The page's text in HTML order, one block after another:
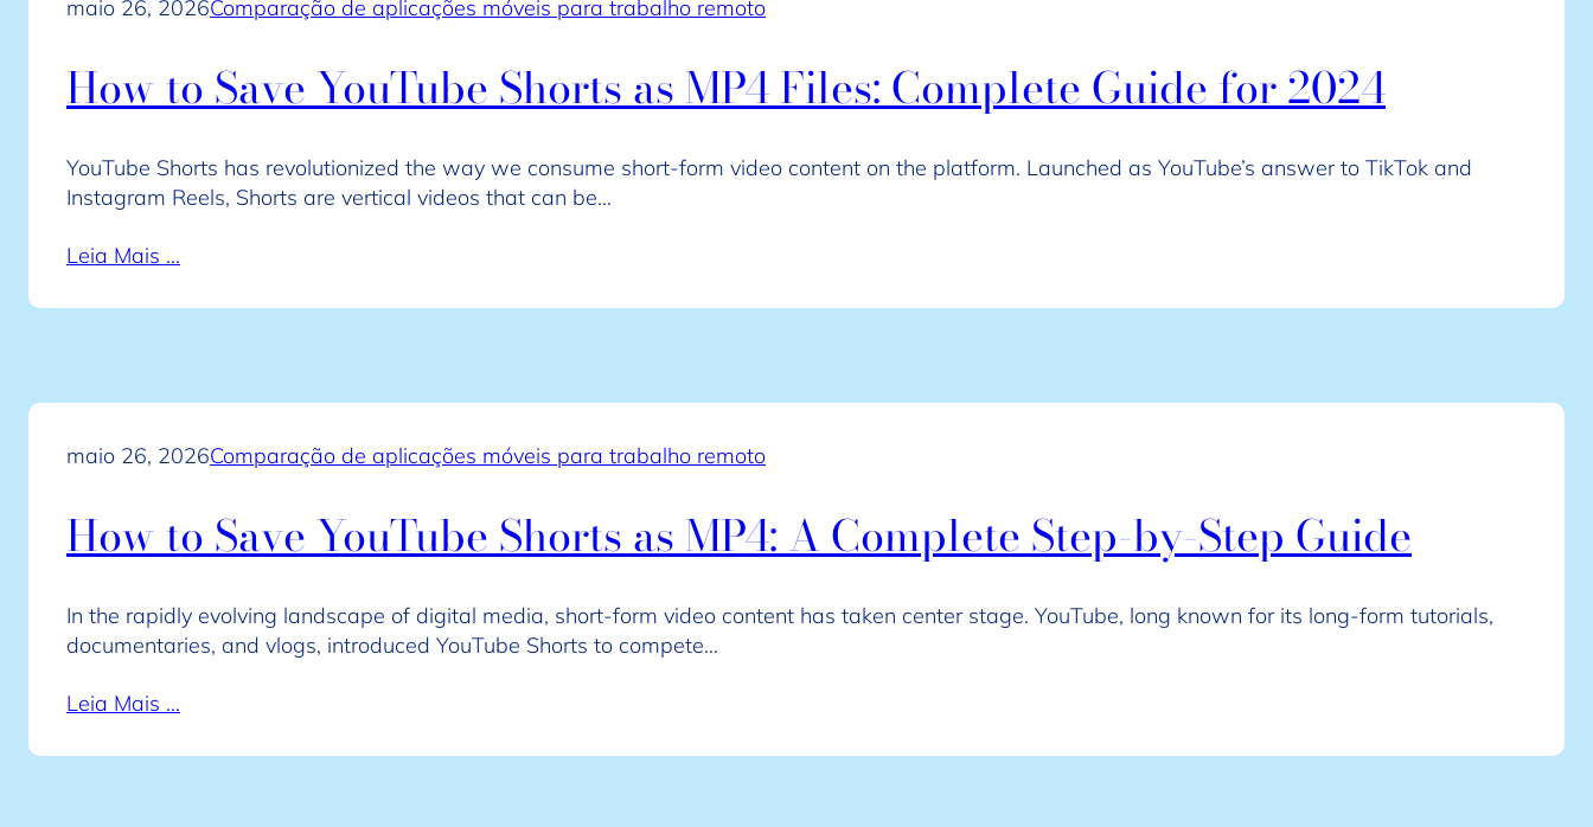
maio 26, 2026Comparação de aplicações móveis para trabalho remoto
How to Save YouTube Shorts as MP4 Files: Complete Guide for 2024
YouTube Shorts has revolutionized the way we consume short-form video content on the platform. Launched as YouTube’s answer to TikTok and
Instagram Reels, Shorts are vertical videos that can be…
Leia Mais …
maio 26, 2026Comparação de aplicações móveis para trabalho remoto
How to Save YouTube Shorts as MP4: A Complete Step-by-Step Guide
In the rapidly evolving landscape of digital media, short-form video content has taken center stage. YouTube, long known for its long-form tutorials,
documentaries, and vlogs, introduced YouTube Shorts to compete…
Leia Mais …